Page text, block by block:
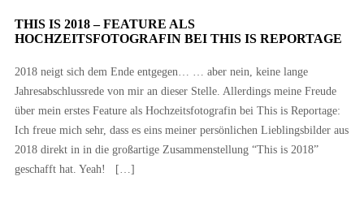
THIS IS 2018 – FEATURE ALS
HOCHZEITSFOTOGRAFIN BEI THIS IS REPORTAGE
2018 neigt sich dem Ende entgegen… … aber nein, keine lange
Jahresabschlussrede von mir an dieser Stelle. Allerdings meine Freude
über mein erstes Feature als Hochzeitsfotografin bei This is Reportage:
Ich freue mich sehr, dass es eins meiner persönlichen Lieblingsbilder aus
2018 direkt in in die großartige Zusammenstellung “This is 2018”
geschafft hat. Yeah! […]